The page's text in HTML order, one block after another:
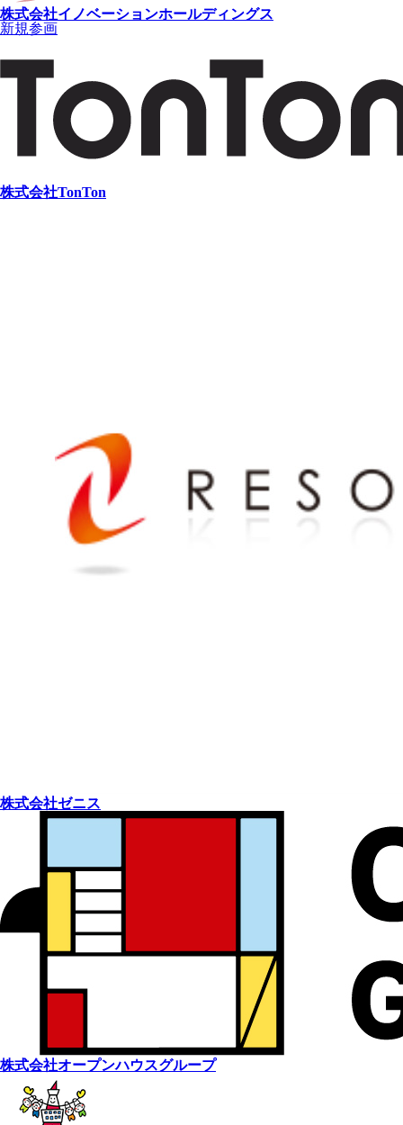
株式会社イノベーションホールディングス
新規参画
株式会社TonTon
株式会社ゼニス
株式会社オープンハウスグループ